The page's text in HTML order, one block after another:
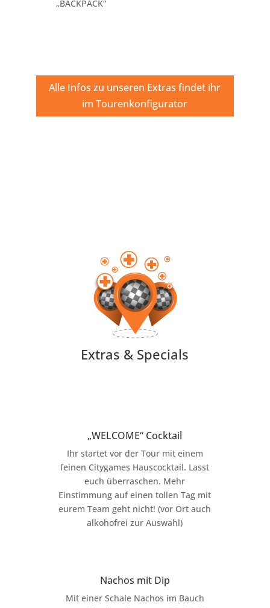
„BACKPACK“
Alle Infos zu unseren Extras findet ihr
im Tourenkonfigurator
Extras & Specials
„WELCOME“ Cocktail
Ihr startet vor der Tour mit einem
feinen Citygames Hauscocktail. Lasst
euch überraschen. Mehr
Einstimmung auf einen tollen Tag mit
eurem Team geht nicht! (vor Ort auch
alkohofrei zur Auswahl)
Nachos mit Dip
Mit einer Schale Nachos im Bauch